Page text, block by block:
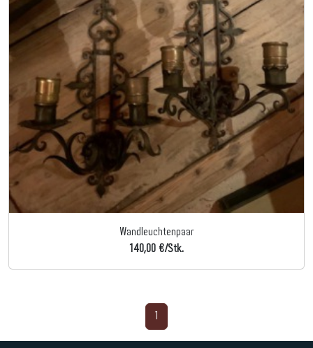
Wandleuchtenpaar
140,00 €/Stk.